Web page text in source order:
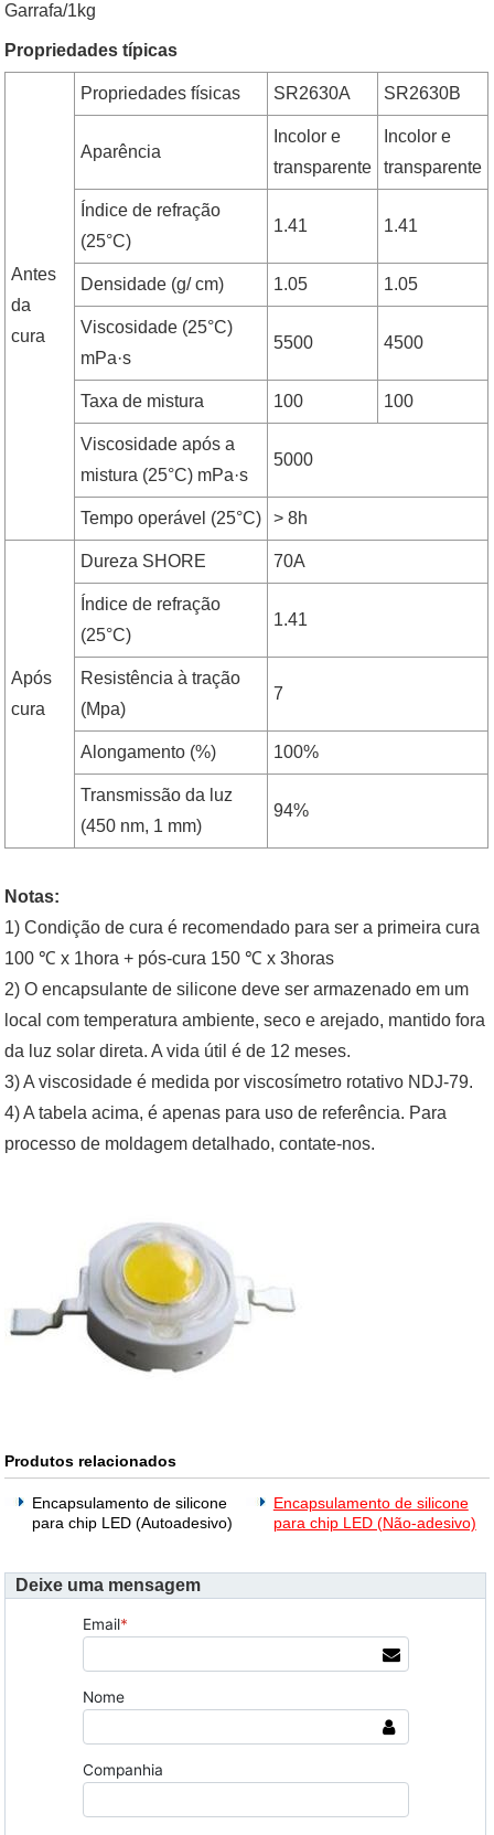
Garrafa/1kg
Propriedades típicas
Antes
da
cura
Propriedades físicas SR2630A SR2630B
Aparência
Incolor e
transparente
Incolor e
transparente
Índice de refração
(25°C)
1.41 1.41
Densidade (g/ cm) 1.05 1.05
Viscosidade (25°C)
mPa·s
5500 4500
Taxa de mistura 100 100
Viscosidade após a
mistura (25°C) mPa·s
5000
Tempo operável (25°C) > 8h
Após
cura
Dureza SHORE 70A
Índice de refração
(25°C)
1.41
Resistência à tração
(Mpa)
7
Alongamento (%) 100%
Transmissão da luz
(450 nm, 1 mm)
94%
Notas:
1) Condição de cura é recomendado para ser a primeira cura
100 ℃ x 1hora + pós-cura 150 ℃ x 3horas
2) O encapsulante de silicone deve ser armazenado em um
local com temperatura ambiente, seco e arejado, mantido fora
da luz solar direta. A vida útil é de 12 meses.
3) A viscosidade é medida por viscosímetro rotativo NDJ-79.
4) A tabela acima, é apenas para uso de referência. Para
processo de moldagem detalhado, contate-nos.
Produtos relacionados
Encapsulamento de silicone
para chip LED (Autoadesivo)
Encapsulamento de silicone
para chip LED (Não-adesivo)
Deixe uma mensagem